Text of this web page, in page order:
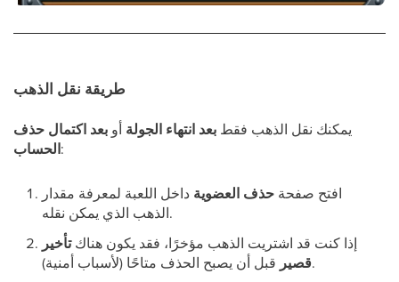
طريقة نقل الذهب
يمكنك نقل الذهب فقط بعد انتهاء الجولة أو بعد اكتمال حذف
الحساب:
افتح صفحة حذف العضوية داخل اللعبة لمعرفة مقدار
الذهب الذي يمكن نقله.
إذا كنت قد اشتريت الذهب مؤخرًا، فقد يكون هناكتأخير
قصيرقبل أن يصبح الحذف متاحًا (لأسباب أمنية).